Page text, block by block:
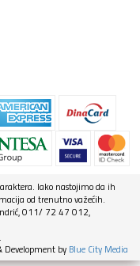
Iako nastojimo da ih
od trenutno važećih.
011/ 72 47 012,
.
Development by Blue City Media